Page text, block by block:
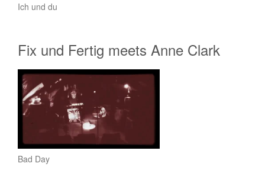
Ich und du
Fix und Fertig meets Anne Clark
Bad Day